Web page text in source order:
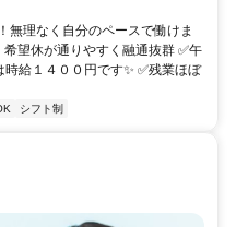
無理なく自分のペースで働けま
望休が通りやすく融通抜群 ✅午
給１４００円です✨ ✅残業ほぼ
シフト制